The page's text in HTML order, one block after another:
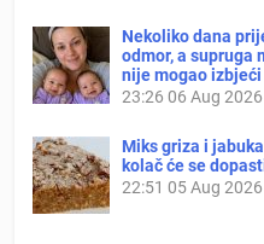
Nekoliko dana
odmor, a supruga
nije mogao izbjeći
23:26 06 Aug 2026
Miks griza i
kolač će se
22:51 05 Aug 2026